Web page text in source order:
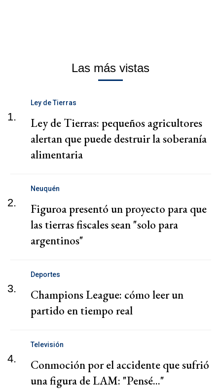
Las más vistas
1.
Ley de Tierras
Ley de Tierras: pequeños agricultores
alertan que puede destruir la soberanía
alimentaria
2.
Neuquén
Figuroa presentó un proyecto para que
las tierras fiscales sean "solo para
argentinos"
3.
Deportes
Champions League: cómo leer un
partido en tiempo real
4.
Televisión
Conmoción por el accidente que sufrió
una figura de LAM: "Pensé..."